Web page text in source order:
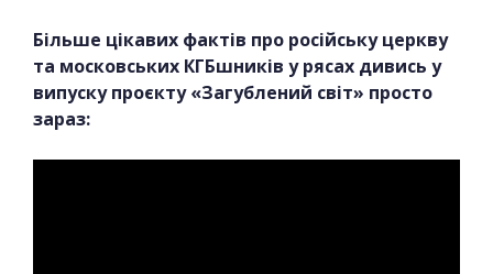
Більше цікавих фактів про російську церкву
та московських КГБшників у рясах дивись у
випуску проєкту «Загублений світ» просто
зараз: